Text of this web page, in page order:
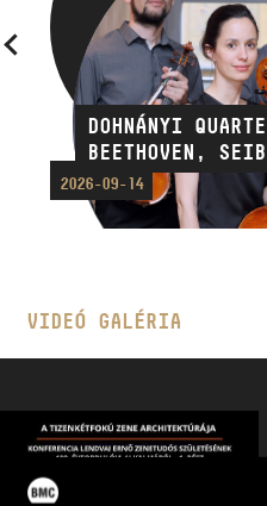
DOHNÁNYI
BEETHOVEN,
2026-09-14
VIDEÓ GALÉRIA